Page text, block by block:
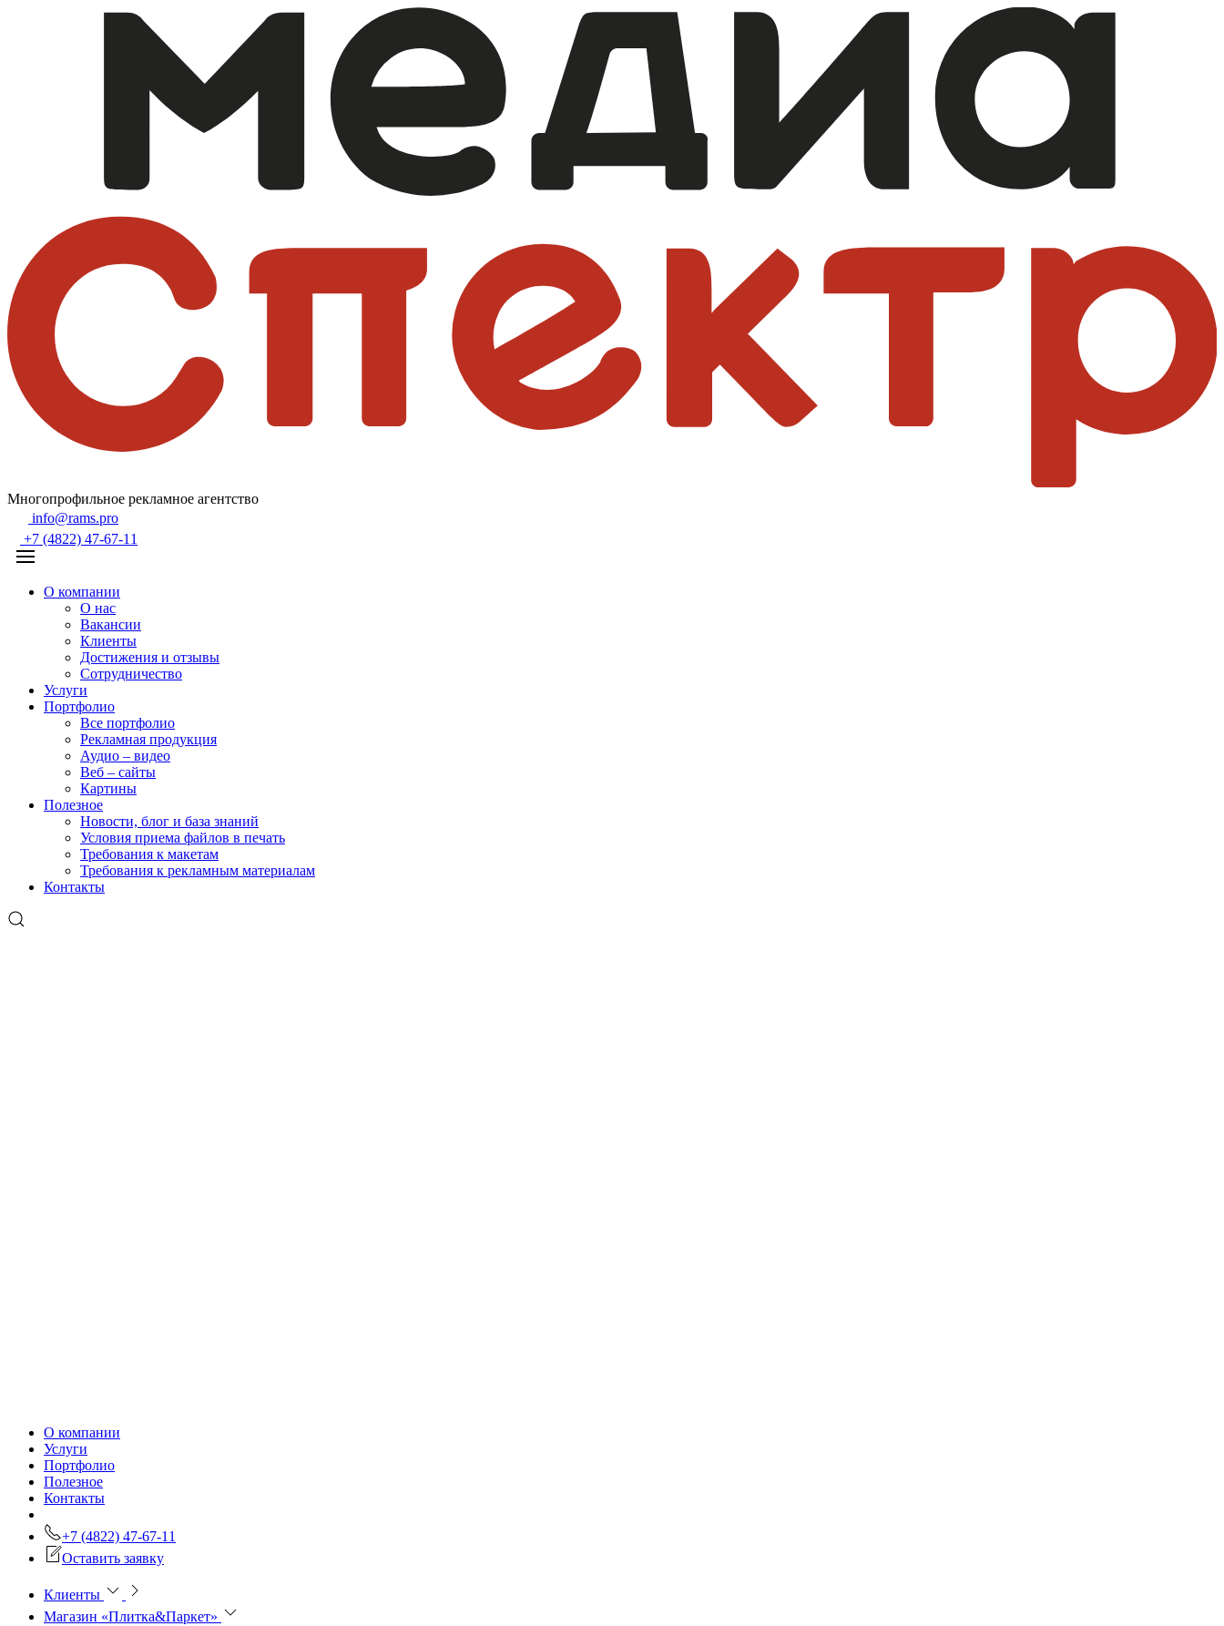
Многопрофильное рекламное агентство
info@rams.pro
+7 (4822) 47-67-11
О компании
О нас
Вакансии
Клиенты
Достижения и отзывы
Сотрудничество
Услуги
Портфолио
Все портфолио
Рекламная продукция
Аудио – видео
Веб – сайты
Картины
Полезное
Новости, блог и база знаний
Условия приема файлов в печать
Требования к макетам
Требования к рекламным материалам
Контакты
О компании
Услуги
Портфолио
Полезное
Контакты
+7 (4822) 47-67-11
Оставить заявку
Клиенты
Магазин «Плитка&Паркет»